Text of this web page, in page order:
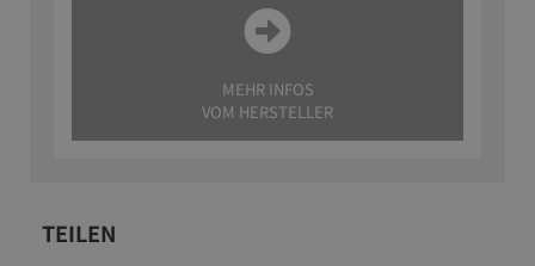
MEHR INFOS
VOM HERSTELLER
TEILEN